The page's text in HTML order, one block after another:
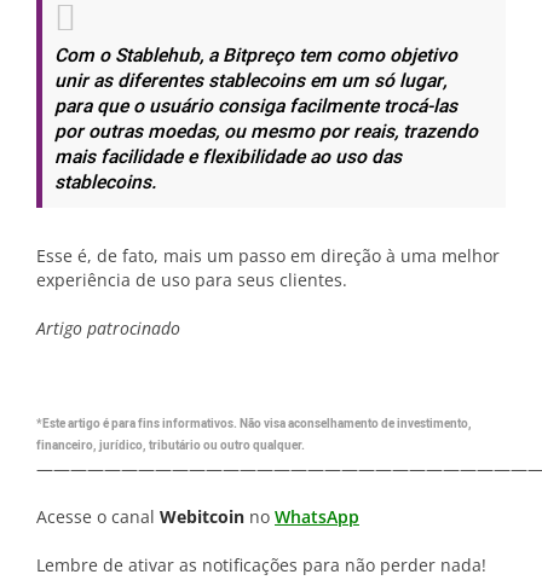
Com o Stablehub, a Bitpreço tem como objetivo
unir as diferentes stablecoins em um só lugar,
para que o usuário consiga facilmente trocá-las
por outras moedas, ou mesmo por reais, trazendo
mais facilidade e flexibilidade ao uso das
stablecoins.
Esse é, de fato, mais um passo em direção à uma melhor
experiência de uso para seus clientes.
Artigo patrocinado
*Este artigo é para fins informativos. Não visa aconselhamento de investimento,
financeiro, jurídico, tributário ou outro qualquer.
Acesse o canal Webitcoin no WhatsApp
Lembre de ativar as notificações para não perder nada!